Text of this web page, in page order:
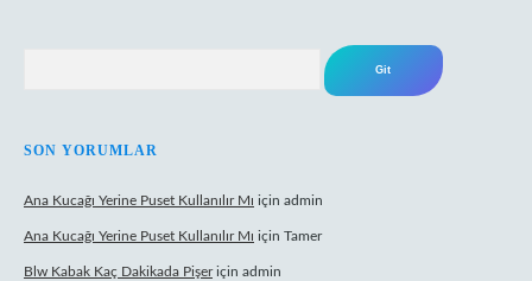
SON YORUMLAR
Ana Kucağı Yerine Puset Kullanılır Mı için admin
Ana Kucağı Yerine Puset Kullanılır Mı için Tamer
Blw Kabak Kaç Dakikada Pişeriçin admin